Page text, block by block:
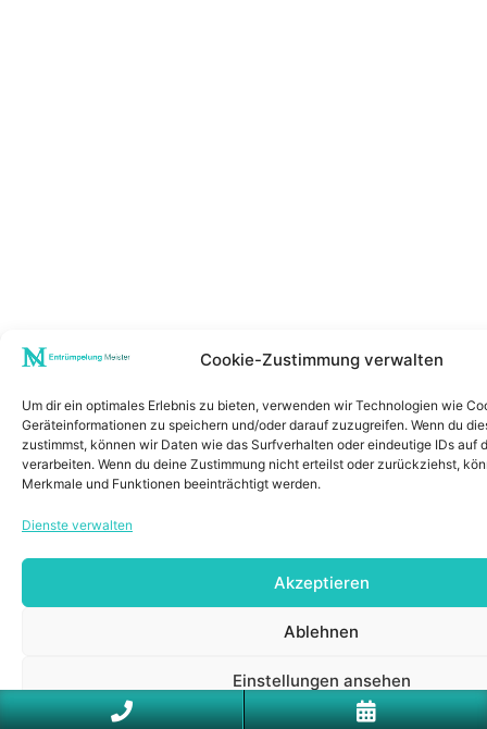
Cookie-Zustimmung verwalten
Um dir ein optimales Erlebnis zu bieten, verwenden wir Technologien wie
Geräteinformationen zu speichern und/oder darauf zuzugreifen. Wenn du
zustimmst, können wir Daten wie das Surfverhalten oder eindeutige IDs auf
verarbeiten. Wenn du deine Zustimmung nicht erteilst oder zurückziehst,
Merkmale und Funktionen beeinträchtigt werden.
Dienste verwalten
Akzeptieren
Ablehnen
Einstellungen ansehen